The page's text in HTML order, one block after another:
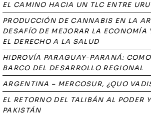
EL CAMINO HACIA UN TLC ENTRE
PRODUCCIÓN DE CANNABIS EN LA
DESAFÍO DE MEJORAR LA ECONOMÍA
EL DERECHO A LA SALUD
HIDROVÍA PARAGUAY-PARANÁ: COMO
BARCO DEL DESARROLLO REGIONAL
ARGENTINA – MERCOSUR, ¿QUO
EL RETORNO DEL TALIBÁN AL PODER
PAKISTÁN